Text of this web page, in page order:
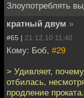
Злоупотреблять
кратный двум »
#65 | 21.12.10 11:40
Кому: Боб, #29
> Удивляет,
отбилась,
продление проката.